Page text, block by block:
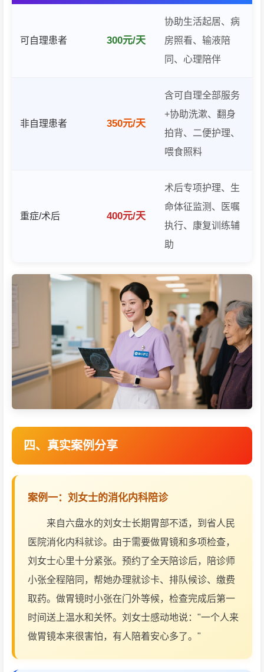
可自理患者 300元/天
协助生活起居、病
房照看、输液陪
同、心理陪伴
非自理患者 350元/天
含可自理全部服务
+协助洗漱、翻身
拍背、二便护理、
喂食照料
重症/术后 400元/天
术后专项护理、生
命体征监测、医嘱
执行、康复训练辅
助
四、真实案例分享
案例一：刘女士的消化内科陪诊
来自六盘水的刘女士长期胃部不适，到省人民
医院消化内科就诊。由于需要做胃镜和多项检查，
刘女士心里十分紧张。预约了全天陪诊后，陪诊师
小张全程陪同，帮她办理就诊卡、排队候诊、缴费
取药。做胃镜时小张在门外等候，检查完成后第一
时间送上温水和关怀。刘女士感动地说："一个人来
做胃镜本来很害怕，有人陪着安心多了。"